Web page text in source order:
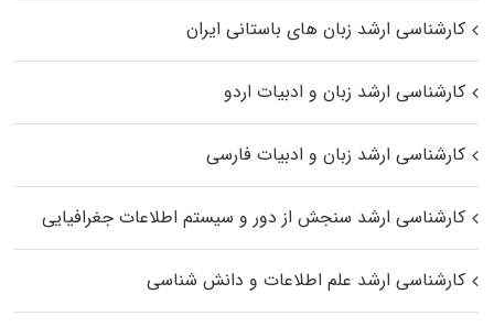
کارشناسی ارشد زبان‌ های باستانی ایران
کارشناسی ارشد زبان و ادبیات اردو
کارشناسی ارشد زبان و ادبیات فارسی
کارشناسی ارشد سنجش از دور و سیستم اطلاعات جغرافیایی
کارشناسی ارشد علم اطلاعات و دانش شناسی